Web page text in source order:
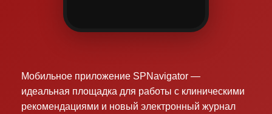
Мобильное приложение SPNavigator —
идеальная площадка для работы с клиническими
рекомендациями и новый электронный журнал